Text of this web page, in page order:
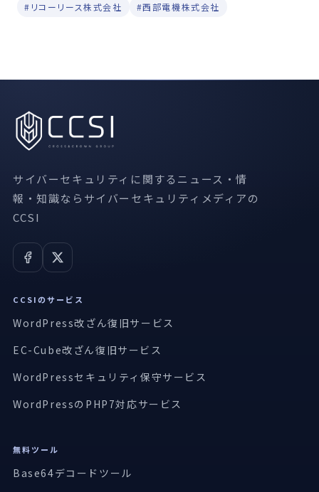
#リコーリース株式会社
#西部電機株式会社
サイバーセキュリティに関するニュース・情
報・知識ならサイバーセキュリティメディアの
CCSI
CCSIのサービス
WordPress改ざん復旧サービス
EC-Cube改ざん復旧サービス
WordPressセキュリティ保守サービス
WordPressのPHP7対応サービス
無料ツール
Base64デコードツール